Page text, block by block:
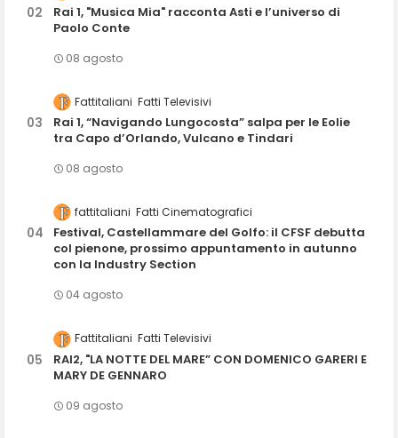
Rai 1, "Musica Mia" racconta Asti e l’universo di
Paolo Conte
08 agosto
Fattitaliani Fatti Televisivi
Rai 1, “Navigando Lungocosta” salpa per le Eolie
tra Capo d’Orlando, Vulcano e Tindari
08 agosto
fattitaliani Fatti Cinematografici
Festival, Castellammare del Golfo: il CFSF debutta
col pienone, prossimo appuntamento in autunno
con la Industry Section
04 agosto
Fattitaliani Fatti Televisivi
RAI2, "LA NOTTE DEL MARE” CON DOMENICO GARERI E
MARY DE GENNARO
09 agosto